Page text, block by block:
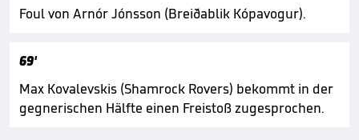
Foul von Arnór Jónsson (Breiðablik Kópavogur).
69'
Max Kovalevskis (Shamrock Rovers) bekommt in der
gegnerischen Hälfte einen Freistoß zugesprochen.